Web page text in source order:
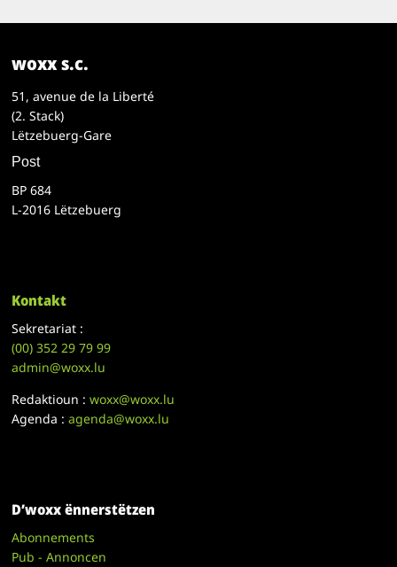
woxx s.c.
51, avenue de la Liberté
(2. Stack)
Lëtzebuerg-Gare
Post
BP 684
L-2016 Lëtzebuerg
Kontakt
Sekretariat :
(00)352 29 79 99
admin@woxx.lu
Redaktioun :woxx@woxx.lu
Agenda :agenda@woxx.lu
D’woxx ënnerstëtzen
Abonnements
Pub - Annoncen